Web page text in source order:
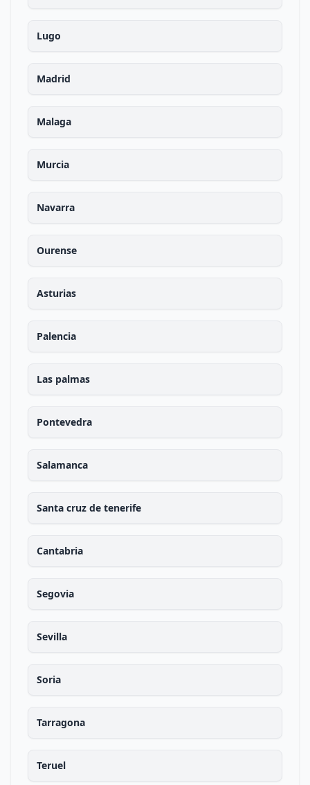
Lugo
Madrid
Malaga
Murcia
Navarra
Ourense
Asturias
Palencia
Las palmas
Pontevedra
Salamanca
Santa cruz de tenerife
Cantabria
Segovia
Sevilla
Soria
Tarragona
Teruel